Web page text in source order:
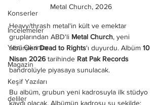
Konserler
İncelemeler
Yeni Çıkanlar
Magazin
Keşif Yazıları
deliler
Metal Church, 2026
Heavy/thrash metal'in kült ve emektar
gruplarından ABD'li Metal Church, yeni
albümleri Dead to Rights'ı duyurdu. Albüm 10
Nisan 2026 tarihinde Rat Pak Records
bandrolüyle piyasaya sunulacak.
Bu albüm, grubun yeni kadrosuyla ilk stüdyo
kaydı olacak. Albümün kadrosu şu şekilde: